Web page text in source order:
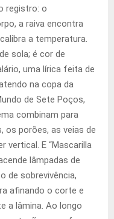
registro: o
a raiva encontra
a temperatura.
sola; é cor de
uma lírica feita de
na copa da
de Sete Poços,
combinam para
os porões, as veias de
vertical. E “Mascarilla
lâmpadas de
de sobrevivência,
afinando o corte e
a lâmina. Ao longo